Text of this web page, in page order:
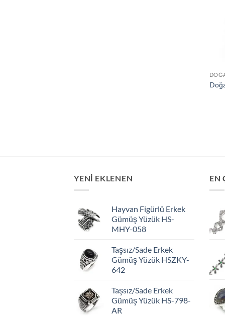
YENİ EKLENEN
Hayvan Figürlü Erkek
Gümüş Yüzük HS-
MHY-058
Taşsız/Sade Erkek
Gümüş Yüzük HSZKY-
642
Taşsız/Sade Erkek
Gümüş Yüzük HS-798-
AR
EN